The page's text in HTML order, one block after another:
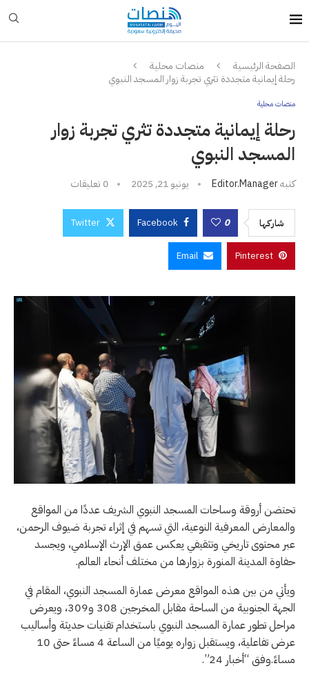
الصفحة الرئيسية
منصات محلية
رحلة إيمانية متجددة تثري تجربة زوار المسجد النبوي
منصات محلية
رحلة إيمانية متجددة تثري تجربة زوار
المسجد النبوي
كتبهEditor.manager يونيو 21, 2025 0 تعليقات
شاركها 0
Facebook
Twitter
Pinterest
Email
تحتضن أروقة وساحات المسجد النبوي الشريف عددًا من المواقع
والمعارض المعرفية النوعية، التي تسهم في إثراء تجربة ضيوف الرحمن،
عبر محتوى تاريخي وتثقيفي يعكس عمق الإرث الإسلامي، ويجسد
حفاوة المدينة المنورة بزوارها من مختلف أنحاء العالم.
ويأتي من بين هذه المواقع معرض عمارة المسجد النبوي، المقام في
الجهة الجنوبية من الساحة مقابل المخرجين 308 و309، ويعرض
مراحل تطور عمارة المسجد النبوي باستخدام تقنيات حديثة وأساليب
عرض تفاعلية، ويستقبل زواره يوميًا من الساعة 4 مساءً حتى 10
مساءً.وفق “أخبار 24”.